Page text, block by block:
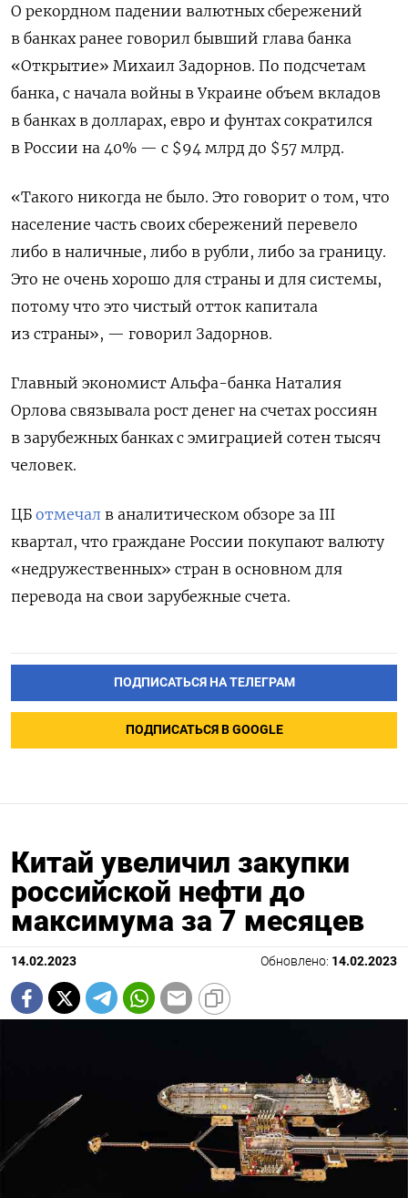
О рекордном падении валютных сбережений
в банках ранее говорил бывший глава банка
«Открытие» Михаил Задорнов. По подсчетам
банка, с начала войны в Украине объем вкладов
в банках в долларах, евро и фунтах сократился
в России на 40% — с $94 млрд до $57 млрд.
«Такого никогда не было. Это говорит о том, что
население часть своих сбережений перевело
либо в наличные, либо в рубли, либо за границу.
Это не очень хорошо для страны и для системы,
потому что это чистый отток капитала
из страны», — говорил Задорнов.
Главный экономист Альфа-банка Наталия
Орлова связывала рост денег на счетах россиян
в зарубежных банках с эмиграцией сотен тысяч
человек.
ЦБ отмечал в аналитическом обзоре за III
квартал, что граждане России покупают валюту
«недружественных» стран в основном для
перевода на свои зарубежные счета.
ПОДПИСАТЬСЯ НА ТЕЛЕГРАМ
ПОДПИСАТЬСЯ В GOOGLE
Китай увеличил закупки
российской нефти до
максимума за 7 месяцев
14.02.2023 Обновлено: 14.02.2023